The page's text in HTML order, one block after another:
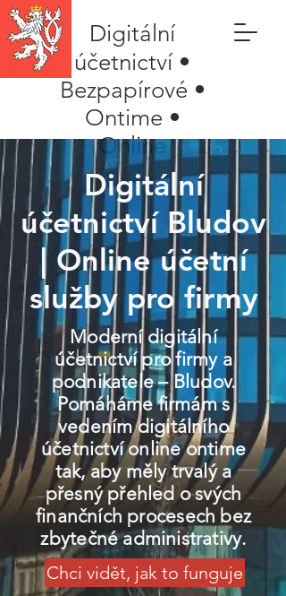
Digitální
účetnictví •
Bezpapírové •
Ontime •
Online
Digitální
účetnictví Bludov
| Online účetní
služby pro firmy
Moderní digitální
účetnictví pro firmy a
podnikatele – Bludov.
Pomáháme firmám s
vedením digitálního
účetnictví online ontime
tak, aby měly trvalý a
přesný přehled o svých
finančních procesech bez
zbytečné administrativy.
Chci vidět, jak to funguje